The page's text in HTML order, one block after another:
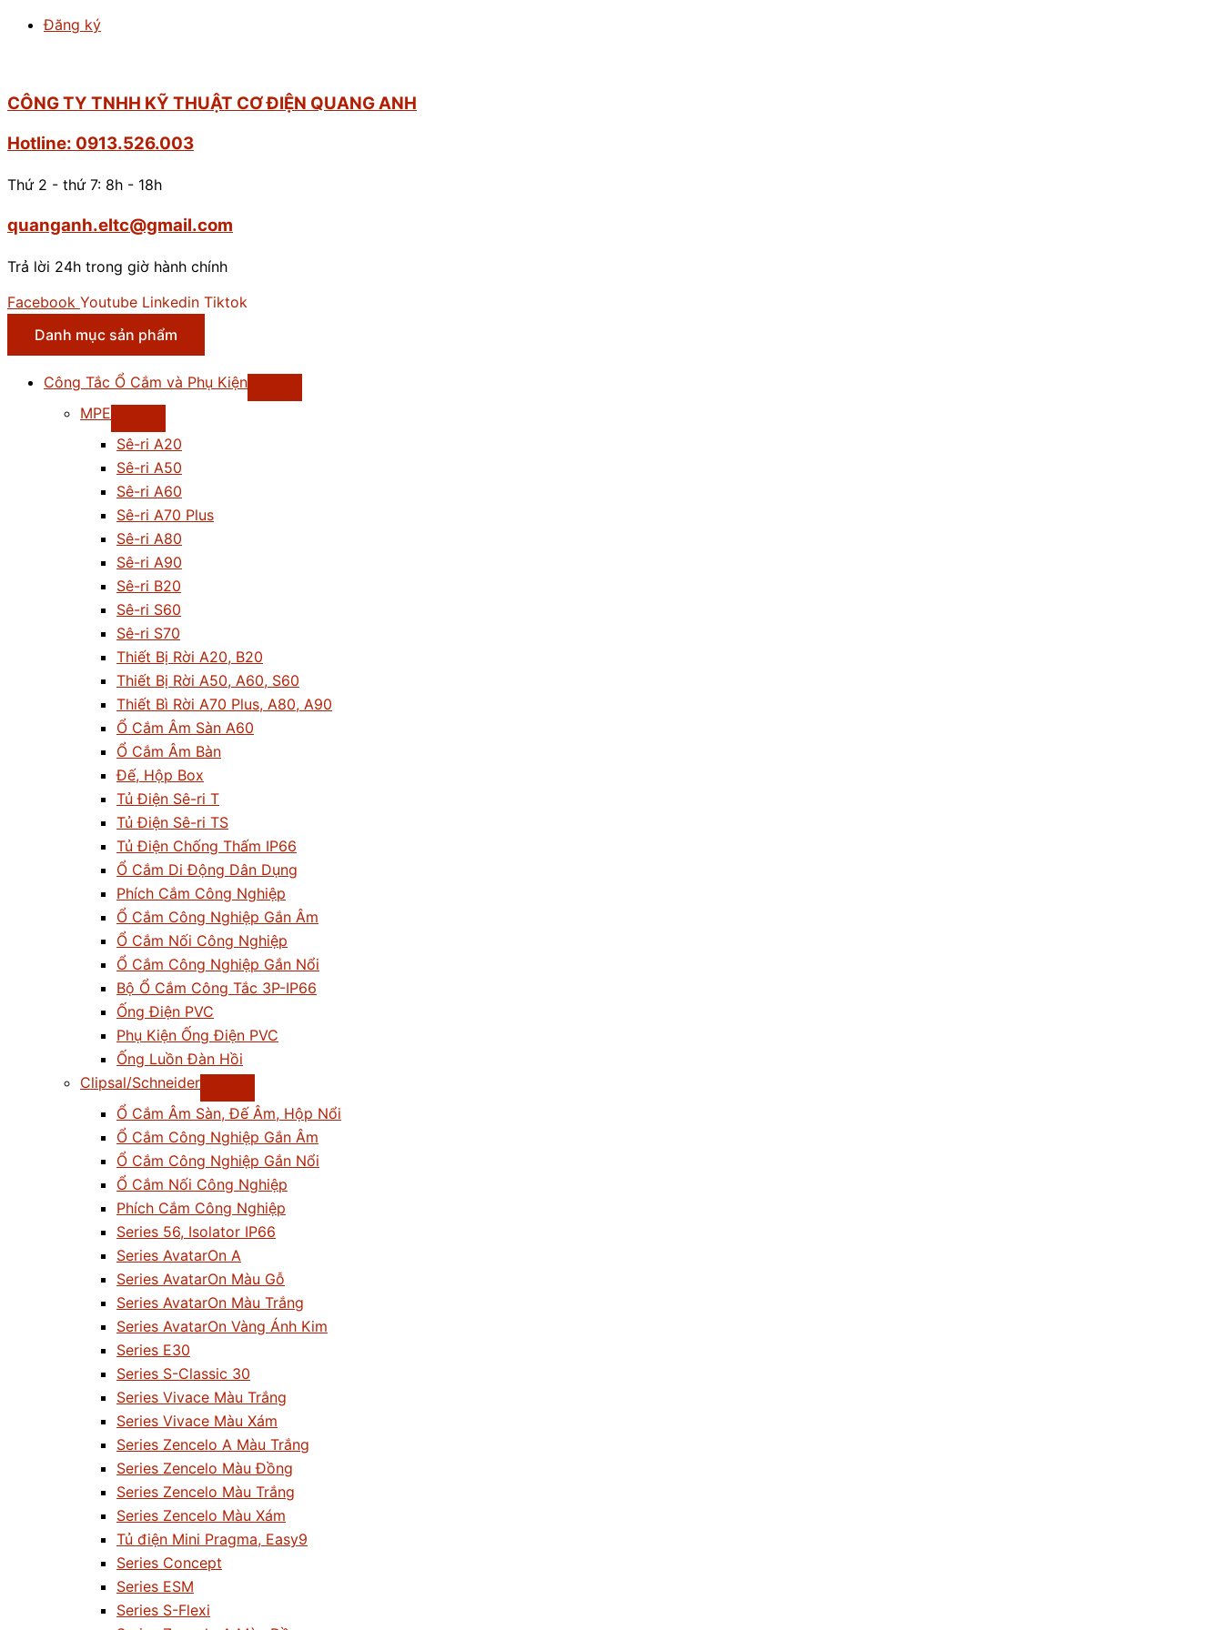
Đăng ký
CÔNG TY TNHH KỸ THUẬT CƠ ĐIỆN QUANG ANH
Hotline: 0913.526.003
Thứ 2 - thứ 7: 8h - 18h
quanganh.eltc@gmail.com
Trả lời 24h trong giờ hành chính
Facebook Youtube Linkedin Tiktok
Danh mục sản phẩm
Công Tắc Ổ Cắm và Phụ Kiện
MPE
Sê-ri A20
Sê-ri A50
Sê-ri A60
Sê-ri A70 Plus
Sê-ri A80
Sê-ri A90
Sê-ri B20
Sê-ri S60
Sê-ri S70
Thiết Bị Rời A20, B20
Thiết Bị Rời A50, A60, S60
Thiết Bì Rời A70 Plus, A80, A90
Ổ Cắm Âm Sàn A60
Ổ Cắm Âm Bàn
Đế, Hộp Box
Tủ Điện Sê-ri T
Tủ Điện Sê-ri TS
Tủ Điện Chống Thấm IP66
Ổ Cắm Di Động Dân Dụng
Phích Cắm Công Nghiệp
Ổ Cắm Công Nghiệp Gắn Âm
Ổ Cắm Nối Công Nghiệp
Ổ Cắm Công Nghiệp Gắn Nổi
Bộ Ổ Cắm Công Tắc 3P-IP66
Ống Điện PVC
Phụ Kiện Ống Điện PVC
Ống Luồn Đàn Hồi
Clipsal/Schneider
Ổ Cắm Âm Sàn, Đế Âm, Hộp Nổi
Ổ Cắm Công Nghiệp Gắn Âm
Ổ Cắm Công Nghiệp Gắn Nổi
Ổ Cắm Nối Công Nghiệp
Phích Cắm Công Nghiệp
Series 56, Isolator IP66
Series AvatarOn A
Series AvatarOn Màu Gỗ
Series AvatarOn Màu Trắng
Series AvatarOn Vàng Ánh Kim
Series E30
Series S-Classic 30
Series Vivace Màu Trắng
Series Vivace Màu Xám
Series Zencelo A Màu Trắng
Series Zencelo Màu Đồng
Series Zencelo Màu Trắng
Series Zencelo Màu Xám
Tủ điện Mini Pragma, Easy9
Series Concept
Series ESM
Series S-Flexi